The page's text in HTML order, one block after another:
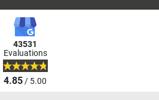
43531
Evaluations
4.85/ 5.00